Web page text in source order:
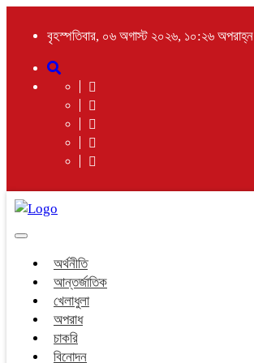
বৃহস্পতিবার, ০৬ অগাস্ট ২০২৬, ১০:২৬ অপরাহ্ন
Toggle
অর্থনীতি
আন্তর্জাতিক
খেলাধুলা
অপরাধ
চাকরি
বিনোদন